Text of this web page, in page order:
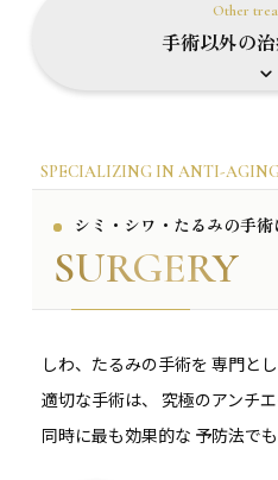
Other
手術以外の
シミ・シワ・たるみの手術
SURGERY
SPECIALIZING IN ANTI-
しわ、たるみの手術を 専門とし
適切な手術は、 究極のアンチ
同時に最も効果的な 予防法でも